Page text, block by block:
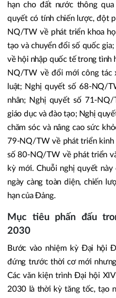
hạn cho đất nước thông
quyết có tính chiến lược, đột
NQ/TW về phát triển khoa
tạo và chuyển đổi số quốc
về hội nhập quốc tế trong tình
NQ/TW về đổi mới công tác
luật; Nghị quyết số 68-NQ/
nhân; Nghị quyết số 71-
giáo dục và đào tạo; Nghị
chăm sóc và nâng cao sức
79-NQ/TW về phát triển kinh
số 80-NQ/TW về phát triển
kỳ mới. Chuỗi nghị quyết
ngày càng toàn diện, chiến
hạn của Đảng.
Mục tiêu phấn đấu
2030
Bước vào nhiệm kỳ Đại hội
đứng trước thời cơ mới
Các văn kiện trình Đại hội
2030 là thời kỳ tăng tốc, tạo